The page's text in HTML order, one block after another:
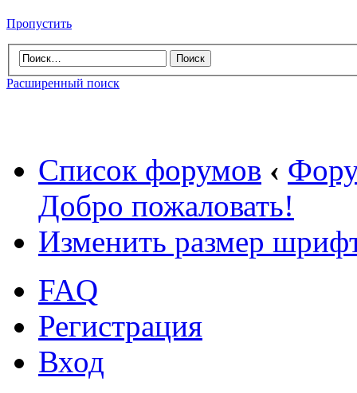
Пропустить
Расширенный поиск
Список форумов ‹
Добро пожаловать!
Изменить размер
FAQ
Регистрация
Вход